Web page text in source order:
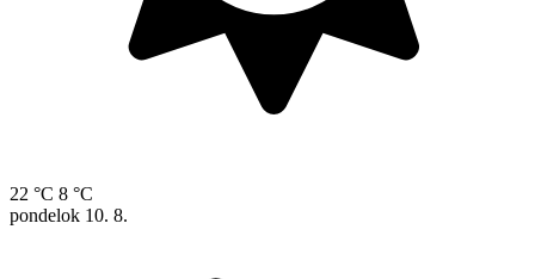
22 °C 8 °C
pondelok 10. 8.